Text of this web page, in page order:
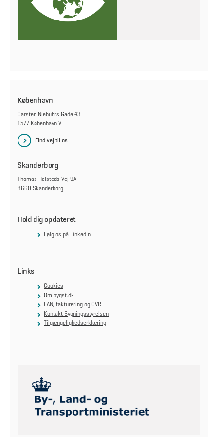
København
Carsten Niebuhrs Gade 43
1577 København V
Find vej til os
Skanderborg
Thomas Helsteds Vej 9A
8660 Skanderborg
Hold dig opdateret
Følg os på LinkedIn
Links
Cookies
Om bygst.dk
EAN, fakturering og CVR
Kontakt Bygningsstyrelsen
Tilgængelighedserklæring